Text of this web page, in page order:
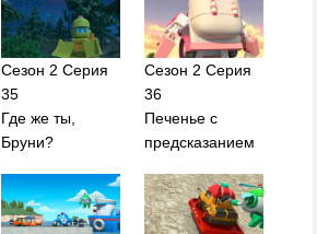
Сезон 2 Серия
35
Где же ты,
Бруни?
Сезон 2 Серия
36
Печенье с
предсказанием